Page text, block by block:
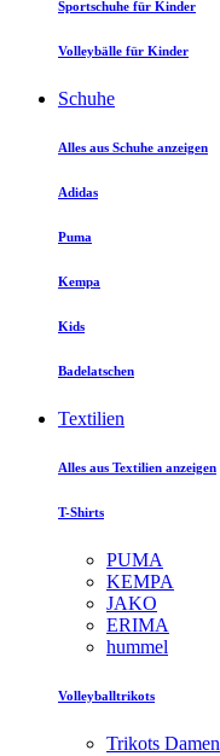
Sportschuhe für Kinder
Volleybälle für Kinder
Schuhe
Alles aus Schuhe anzeigen
Adidas
Puma
Kempa
Kids
Badelatschen
Textilien
Alles aus Textilien anzeigen
T-Shirts
PUMA
KEMPA
JAKO
ERIMA
hummel
Volleyballtrikots
Trikots Damen